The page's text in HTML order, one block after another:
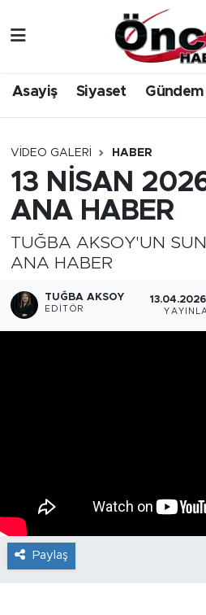
Asayiş Siyaset Gündem
VIDEO GALERI HABER
13 NİSAN
ANA HABER
TUĞBA AKSOY'UN
ANA HABER
TUĞBA AKSOY
EDITÖR
Paylaş
Gündem
Sağlık & Çevre
Spor
Yerel Haber
Öncü Radyo Dinle
Düzce Nöbetçi
Düzce Hava Durumu
Düzce Namaz Vakitleri
Düzce Trafik Yoğunluk
Tüm Manşetler
Son Dakika Haberleri